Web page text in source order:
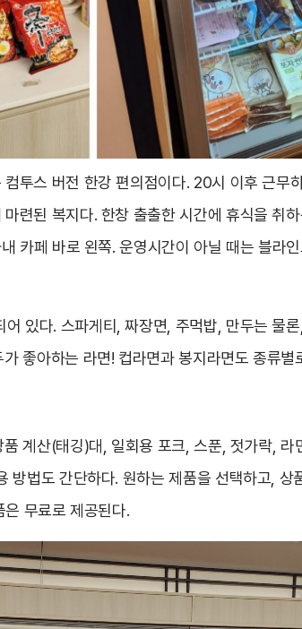
투스 버전 한강 편의점이다. 20시 이후 근무
련된 복지다. 한창 출출한 시간에 휴식을 취
카페 바로 왼쪽. 운영시간이 아닐 때는 블라
있다. 스파게티, 짜장면, 주먹밥, 만두는 물
좋아하는 라면! 컵라면과 봉지라면도 종류별
계산(태깅)대, 일회용 포크, 스푼, 젓가락, 라
방법도 간단하다. 원하는 제품을 선택하고, 상
무료로 제공된다.